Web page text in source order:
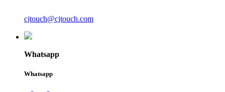
cjtouch@cjtouch.com
Whatsapp
Whatsapp